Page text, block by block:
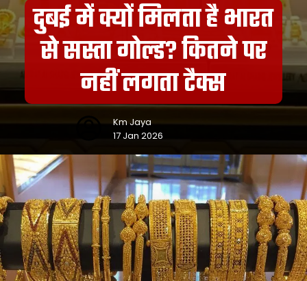
दुबई में क्यों मिलता है भारत
से सस्ता गोल्ड? कितने पर
नहीं लगता टैक्स
Km Jaya
17 Jan 2026